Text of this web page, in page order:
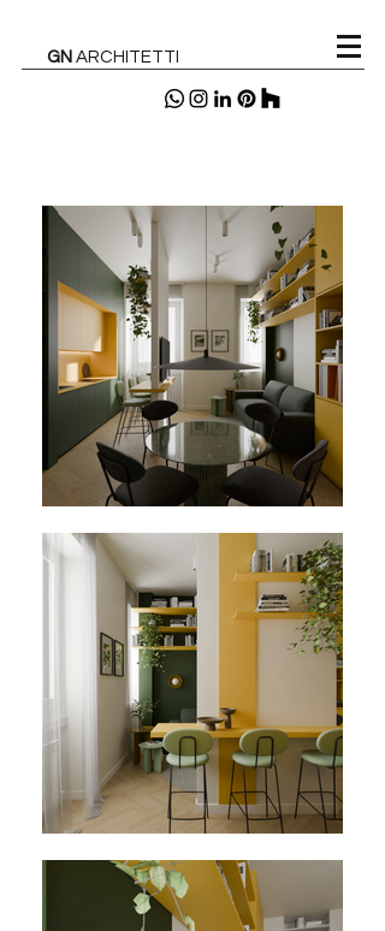
GN ARCHITETTI